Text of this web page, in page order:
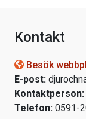
Kontakt
Besök
E-post:
Kontaktperson:
Telefon: 0591-